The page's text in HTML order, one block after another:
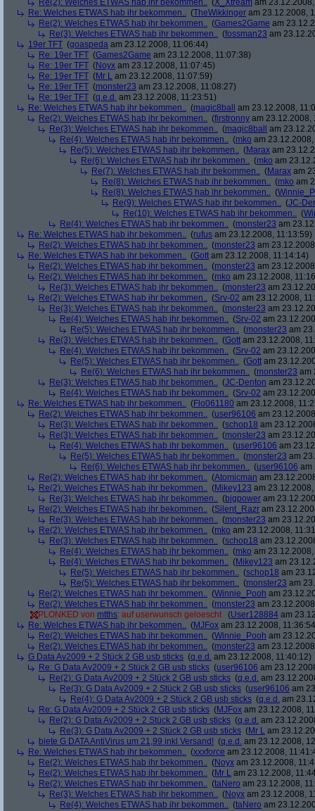
Re(2): Welches ETWAS hab ihr bekommen.. (X_Xtream am
Re: Welches ETWAS hab ihr bekommen.. (TheWikkinger am 23.12.2008,
Re(2): Welches ETWAS hab ihr bekommen.. (Games2Game am
Re(3): Welches ETWAS hab ihr bekommen.. (fossman23 am
19er TFT (goaspeda am 23.12.2008, 11:06:44)
Re: 19er TFT (Games2Game am 23.12.2008, 11:07:38)
Re: 19er TFT (Noyx am 23.12.2008, 11:07:45)
Re: 19er TFT (Mr L am 23.12.2008, 11:07:59)
Re: 19er TFT (monster23 am 23.12.2008, 11:08:27)
Re: 19er TFT (q.e.d. am 23.12.2008, 11:23:51)
Re: Welches ETWAS hab ihr bekommen.. (magic8ball
am 23.12.2008,
Re(2): Welches ETWAS hab ihr bekommen.. (firstronny am 23.12.2008,
Re(3): Welches ETWAS hab ihr bekommen.. (magic8ball
am
Re(4): Welches ETWAS hab ihr bekommen.. (mko am
Re(5): Welches ETWAS hab ihr bekommen.. (Marax am
Re(6): Welches ETWAS hab ihr bekommen.. (mko am
Re(7): Welches ETWAS hab ihr bekommen.. (Marax am
Re(8): Welches ETWAS hab ihr bekommen.. (mko am
Re(8): Welches ETWAS hab ihr bekommen.. (
Re(9): Welches ETWAS hab ihr bekommen.. (JC-
Re(10): Welches ETWAS hab ihr bekommen.. (
Re(4): Welches ETWAS hab ihr bekommen.. (monster23 am
Re: Welches ETWAS hab ihr bekommen.. (rufus am 23.12.2008, 11:13:59)
Re(2): Welches ETWAS hab ihr bekommen.. (monster23 am
Re: Welches ETWAS hab ihr bekommen.. (Gott am 23.12.2008, 11:14:14)
Re(2): Welches ETWAS hab ihr bekommen.. (monster23 am
Re(2): Welches ETWAS hab ihr bekommen.. (mko am 23.12.2008,
Re(3): Welches ETWAS hab ihr bekommen.. (monster23 am
Re(2): Welches ETWAS hab ihr bekommen.. (Srv-02 am 23.12.2008,
Re(3): Welches ETWAS hab ihr bekommen.. (monster23 am
Re(4): Welches ETWAS hab ihr bekommen.. (Srv-02 am
Re(5): Welches ETWAS hab ihr bekommen.. (monster23 am
Re(3): Welches ETWAS hab ihr bekommen.. (Gott am 23.12.2008,
Re(4): Welches ETWAS hab ihr bekommen.. (Srv-02 am
Re(5): Welches ETWAS hab ihr bekommen.. (Gott am
Re(6): Welches ETWAS hab ihr bekommen.. (monster23 am
Re(3): Welches ETWAS hab ihr bekommen.. (JC-Denton am
Re(4): Welches ETWAS hab ihr bekommen.. (Srv-02 am
Re: Welches ETWAS hab ihr bekommen.. (Flo061180 am 23.12.2008,
Re(2): Welches ETWAS hab ihr bekommen.. (user96106 am
Re(3): Welches ETWAS hab ihr bekommen.. (schop18 am
Re(3): Welches ETWAS hab ihr bekommen.. (monster23 am
Re(4): Welches ETWAS hab ihr bekommen.. (user96106 am
Re(5): Welches ETWAS hab ihr bekommen.. (monster23 am
Re(6): Welches ETWAS hab ihr bekommen.. (user96106 am
Re(2): Welches ETWAS hab ihr bekommen.. (Atomicman am
Re(2): Welches ETWAS hab ihr bekommen.. (Mikey123 am
Re(3): Welches ETWAS hab ihr bekommen.. (bigpower am
Re(2): Welches ETWAS hab ihr bekommen.. (Silent_Razr am
Re(3): Welches ETWAS hab ihr bekommen.. (monster23 am
Re(2): Welches ETWAS hab ihr bekommen.. (mko am 23.12.2008,
Re(3): Welches ETWAS hab ihr bekommen.. (schop18 am
Re(4): Welches ETWAS hab ihr bekommen.. (mko am
Re(4): Welches ETWAS hab ihr bekommen.. (Mikey123 am
Re(5): Welches ETWAS hab ihr bekommen.. (schop18 am
Re(5): Welches ETWAS hab ihr bekommen.. (monster23 am
Re(2): Welches ETWAS hab ihr bekommen.. (Winnie_Pooh am
Re(2): Welches ETWAS hab ihr bekommen.. (monster23 am
PLONKED von mtths: auf userwunsch geloescht (User128884 am
Re: Welches ETWAS hab ihr bekommen.. (MJFox am 23.12.2008,
Re(2): Welches ETWAS hab ihr bekommen.. (Winnie_Pooh am
Re(2): Welches ETWAS hab ihr bekommen.. (monster23 am
G Data Av2009 + 2 Stück 2 GB usb sticks (q.e.d. am 23.12.2008, 11:40:12)
Re: G Data Av2009 + 2 Stück 2 GB usb sticks (user96106 am
Re(2): G Data Av2009 + 2 Stück 2 GB usb sticks (q.e.d. am
Re(3): G Data Av2009 + 2 Stück 2 GB usb sticks (user96106 am
Re(4): G Data Av2009 + 2 Stück 2 GB usb sticks (q.e.d. am
Re: G Data Av2009 + 2 Stück 2 GB usb sticks (MJFox am 23.12.2008,
Re(2): G Data Av2009 + 2 Stück 2 GB usb sticks (q.e.d. am
Re(3): G Data Av2009 + 2 Stück 2 GB usb sticks (Mr L am
biete G DATA AntiVirus um 21,99 inkl Versand! (q.e.d. am 23.12.2008,
Re: Welches ETWAS hab ihr bekommen.. (xxxforce am 23.12.2008,
Re(2): Welches ETWAS hab ihr bekommen.. (Noyx am 23.12.2008,
Re(2): Welches ETWAS hab ihr bekommen.. (Mr L am 23.12.2008,
Re(2): Welches ETWAS hab ihr bekommen.. (taNero am 23.12.2008,
Re(3): Welches ETWAS hab ihr bekommen.. (Noyx am 23.12.2008,
Re(4): Welches ETWAS hab ihr bekommen.. (taNero am